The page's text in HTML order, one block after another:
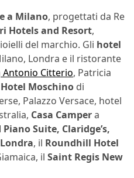
a Milano, progettati da Re
Hotels and Resort,
del marchio. Gli hotel
Londra e il ristorante
Antonio Citterio, Patricia
Hotel Moschino di
Palazzo Versace, hotel
Casa Campera
Piano Suite, Claridge’s,
, il Roundhill Hotel
il Saint Regis New